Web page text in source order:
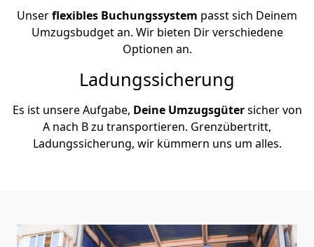
Unserflexibles Buchungssystem passt sich Deinem
Umzugsbudget an. Wir bieten Dir verschiedene
Optionen an.
Ladungssicherung
Es ist unsere Aufgabe, Deine Umzugsgütersicher von
A nach B zu transportieren. Grenzübertritt,
Ladungssicherung, wir kümmern uns um alles.